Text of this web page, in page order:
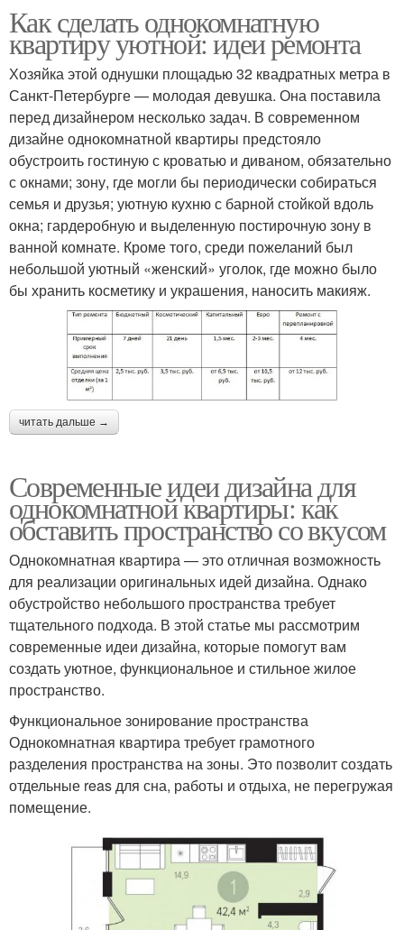
Как сделать однокомнатную
квартиру уютной: идеи ремонта
Хозяйка этой однушки площадью 32 квадратных метра в
Санкт-Петербурге — молодая девушка. Она поставила
перед дизайнером несколько задач. В современном
дизайне однокомнатной квартиры предстояло
обустроить гостиную с кроватью и диваном, обязательно
с окнами; зону, где могли бы периодически собираться
семья и друзья; уютную кухню с барной стойкой вдоль
окна; гардеробную и выделенную постирочную зону в
ванной комнате. Кроме того, среди пожеланий был
небольшой уютный «женский» уголок, где можно было
бы хранить косметику и украшения, наносить макияж.
читать дальше →
Современные идеи дизайна для
однокомнатной квартиры: как
обставить пространство со вкусом
Однокомнатная квартира — это отличная возможность
для реализации оригинальных идей дизайна. Однако
обустройство небольшого пространства требует
тщательного подхода. В этой статье мы рассмотрим
современные идеи дизайна, которые помогут вам
создать уютное, функциональное и стильное жилое
пространство.
Функциональное зонирование пространства
Однокомнатная квартира требует грамотного
разделения пространства на зоны. Это позволит создать
отдельные reas для сна, работы и отдыха, не перегружая
помещение.